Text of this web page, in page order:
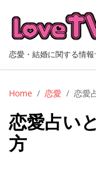
content
恋愛・結婚に関する情報
検
索:
Home 恋愛 恋愛
恋愛占い
方